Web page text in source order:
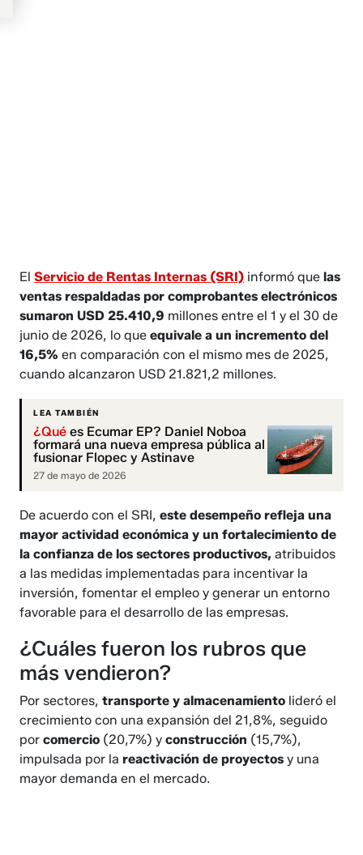
El Servicio de Rentas Internas (SRI) informó que las
ventas respaldadas por comprobantes electrónicos
sumaron USD 25.410,9 millones entre el 1 y el 30 de
junio de 2026, lo queequivale a un incremento del
16,5%en comparación con el mismo mes de 2025,
cuando alcanzaron USD 21.821,2 millones.
LEA TAMBIÉN
¿Qué es Ecumar EP? Daniel Noboa
formará una nueva empresa pública al
fusionar Flopec y Astinave
27 de mayo de 2026
De acuerdo con el SRI,este desempeño refleja una
mayor actividad económica y un fortalecimiento de
la confianza de los sectores productivos,atribuidos
a las medidas implementadas para incentivar la
inversión, fomentar el empleo y generar un entorno
favorable para el desarrollo de las empresas.
¿Cuáles fueron los rubros que
más vendieron?
Por sectores, transporte y almacenamiento lideró el
crecimiento con una expansión del 21,8%, seguido
porcomercio (20,7%) yconstrucción (15,7%),
impulsada por lareactivación de proyectos y una
mayor demanda en el mercado.